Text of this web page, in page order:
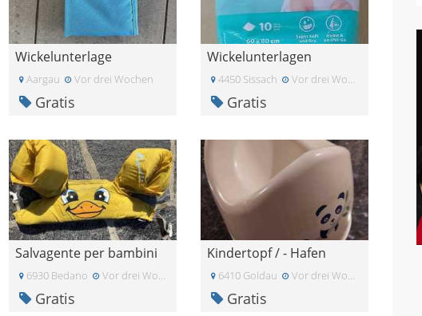
Wickelunterlage
Aargau Vor drei Wochen
Gratis
Wickelunterlagen
4450 Sissach Vor drei Wochen
Gratis
Salvagente per bambini
6930 Bedano Vor drei Wochen
Gratis
Kindertopf / - Hafen
6410 Goldau Vor drei Wochen
Gratis